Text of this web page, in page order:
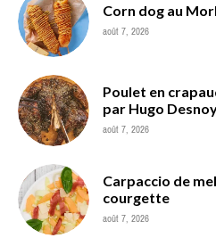
Corn dog au
août 7, 2026
Poulet en
par Hugo
août 7, 2026
Carpaccio de
courgette
août 7, 2026